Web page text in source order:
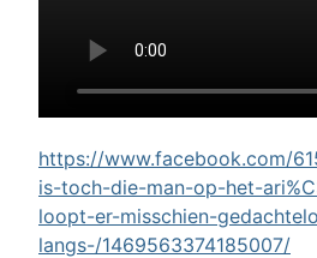
https://www.facebook.com/
is-toch-die-man-op-het-
loopt-er-misschien-
langs-/1469563374185007/